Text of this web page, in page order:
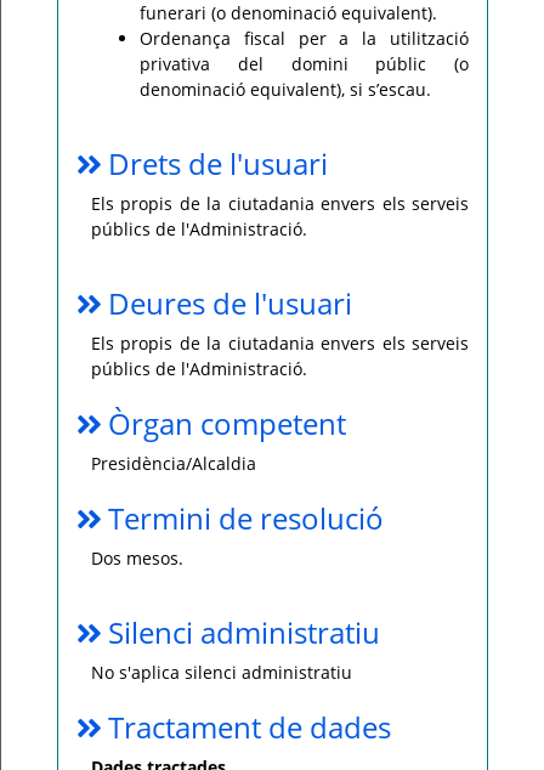
funerari (o denominació equivalent).
Ordenança fiscal per a la utilització
privativa del domini públic (o
denominació equivalent), si s’escau.
Drets de l'usuari
Els propis de la ciutadania envers els serveis
públics de l'Administració.
Deures de l'usuari
Els propis de la ciutadania envers els serveis
públics de l'Administració.
Òrgan competent
Presidència/Alcaldia
Termini de resolució
Dos mesos.
Silenci administratiu
No s'aplica silenci administratiu
Tractament de dades